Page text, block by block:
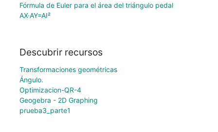
Fórmula de Euler para el área del triángulo pedal
AX·AY=AI²
Descubrir recursos
Transformaciones geométricas
Ángulo.
Optimizacion-QR-4
Geogebra - 2D Graphing
prueba3_parte1